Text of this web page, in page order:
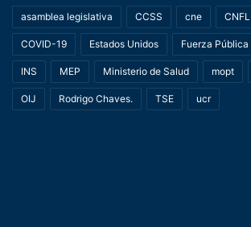
asamblea legislativa CCSS cne CNFL
COVID-19 Estados Unidos Fuerza Pública
INS MEP Ministerio de Salud mopt
OIJ Rodrigo Chaves. TSE ucr